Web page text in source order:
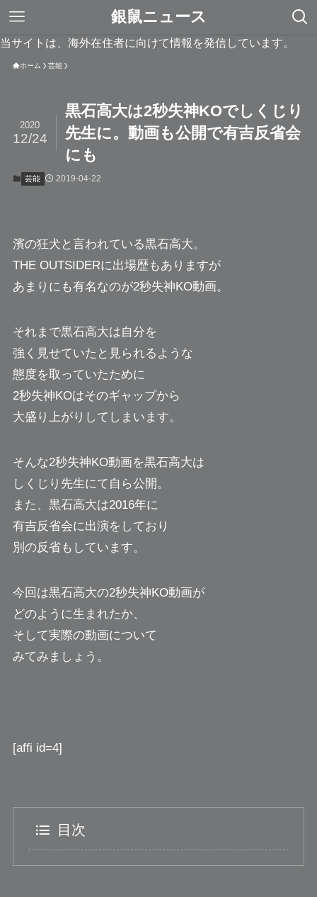
銀鼠ニュース
当サイトは、海外在住者に向けて情報を発信しています。
ホーム 芸能
黒石高大は2秒失神KOでしくじり
先生に。動画も公開で有吉反省会
にも
2020
12/24
芸能 2019-04-22
濱の狂犬と言われている黒石高大。
THE OUTSIDERに出場歴もありますが
あまりにも有名なのが2秒失神KO動画。
それまで黒石高大は自分を
強く見せていたと見られるような
態度を取っていたために
2秒失神KOはそのギャップから
大盛り上がりしてしまいます。
そんな2秒失神KO動画を黒石高大は
しくじり先生にて自ら公開。
また、黒石高大は2016年に
有吉反省会に出演をしており
別の反省もしています。
今回は黒石高大の2秒失神KO動画が
どのように生まれたか、
そして実際の動画について
みてみましょう。
[affi id=4]
目次